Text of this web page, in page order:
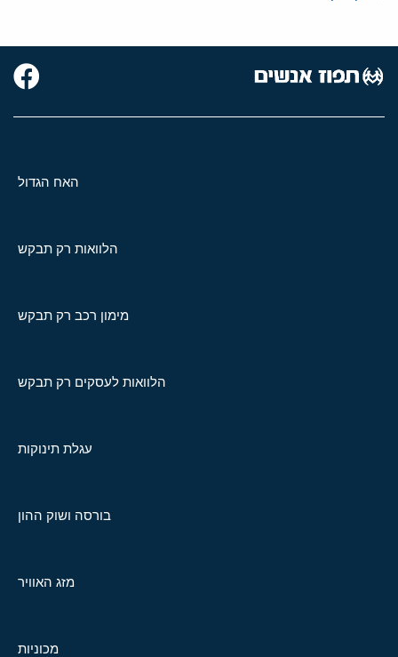
האח הגדול
הלוואות רק תבקש
מימון רכב רק תבקש
הלוואות לעסקים רק תבקש
עגלת תינוקות
בורסה ושוק ההון
מזג האוויר
מכוניות